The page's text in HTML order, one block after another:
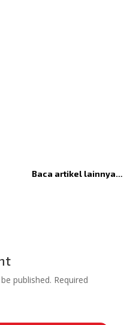
Baca artikel lainnya…
published. Required